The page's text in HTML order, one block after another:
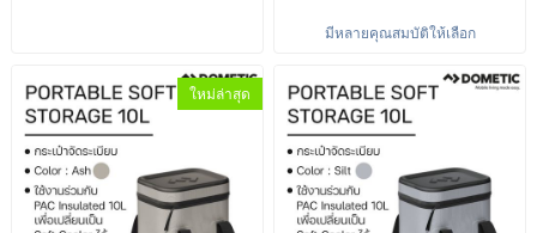
มีหลายคุณสมบัติให้เลือก
ใหม่ล่าสุด